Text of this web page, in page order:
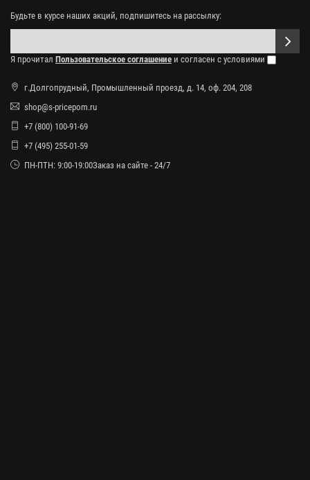
Будьте в курсе наших акций, подпишитесь на рассылку:
Я прочитал Пользовательское соглашение и согласен с условиями
г.Долгопрудный, Промышленный проезд, д. 14, оф. 204, 208
shop@s-pricepom.ru
+7 (800) 100-91-69
+7 (495) 255-01-59
ПН-ПТН: 9:00-19:00Заказ на сайте - 24/7